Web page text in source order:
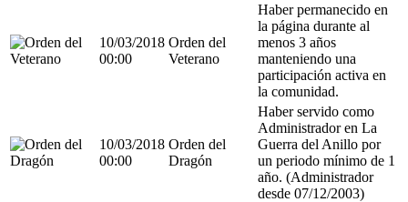
10/03/2018
00:00
Orden del
Veterano
Haber permanecido en
la página durante al
menos 3 años
manteniendo una
participación activa en
la comunidad.
10/03/2018
00:00
Orden del
Dragón
Haber servido como
Administrador en La
Guerra del Anillo por
un periodo mínimo de 1
año. (Administrador
desde 07/12/2003)